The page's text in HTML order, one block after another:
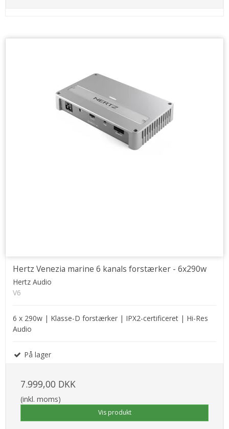
Hertz Venezia marine 6 kanals forstærker - 6x290w
Hertz Audio
V6
6 x 290w | Klasse-D forstærker | IPX2-certificeret | Hi-Res
Audio
På lager
7.999,00 DKK
(inkl. moms)
Vis produkt